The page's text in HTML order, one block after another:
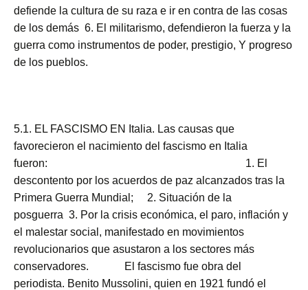
defiende la cultura de su raza e ir en contra de las cosas
de los demás 6. El militarismo, defendieron la fuerza y la
guerra como instrumentos de poder, prestigio, Y progreso
de los pueblos.
5.1. EL FASCISMO EN Italia. Las causas que
favorecieron el nacimiento del fascismo en Italia
fueron: 1. El
descontento por los acuerdos de paz alcanzados tras la
Primera Guerra Mundial; 2. Situación de la
posguerra 3. Por la crisis económica, el paro, inflación y
el malestar social, manifestado en movimientos
revolucionarios que asustaron a los sectores más
conservadores. El fascismo fue obra del
periodista. Benito Mussolini, quien en 1921 fundó el